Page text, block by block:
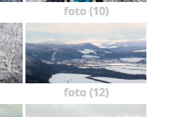
foto (10)
foto (12)